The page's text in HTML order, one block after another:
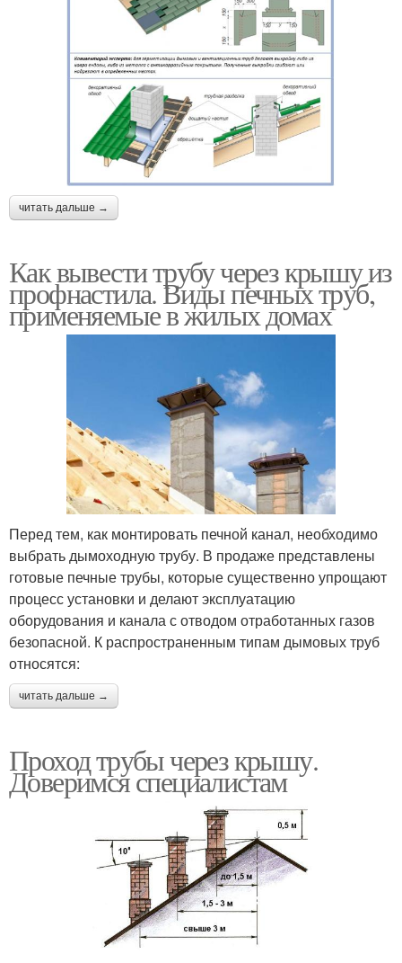
читать дальше →
Как вывести трубу через крышу из
профнастила. Виды печных труб,
применяемые в жилых домах
Перед тем, как монтировать печной канал, необходимо
выбрать дымоходную трубу. В продаже представлены
готовые печные трубы, которые существенно упрощают
процесс установки и делают эксплуатацию
оборудования и канала с отводом отработанных газов
безопасной. К распространенным типам дымовых труб
относятся:
читать дальше →
Проход трубы через крышу.
Доверимся специалистам